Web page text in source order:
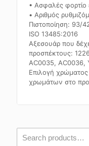
• Ασφαλές φορτίο
• Αριθμός
Πιστοποίηση: 93/
ISO 13485:2016
Αξεσουάρ που
προσπέκτους:
AC0035, AC0036,
Επιλογή
χρωμάτων στο